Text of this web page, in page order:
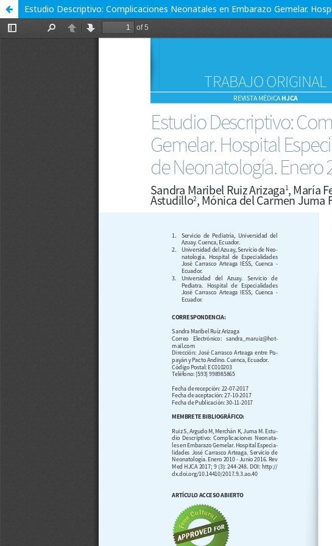
Estudio Descriptivo: Complicaciones Neonatales en Embarazo Gemelar.